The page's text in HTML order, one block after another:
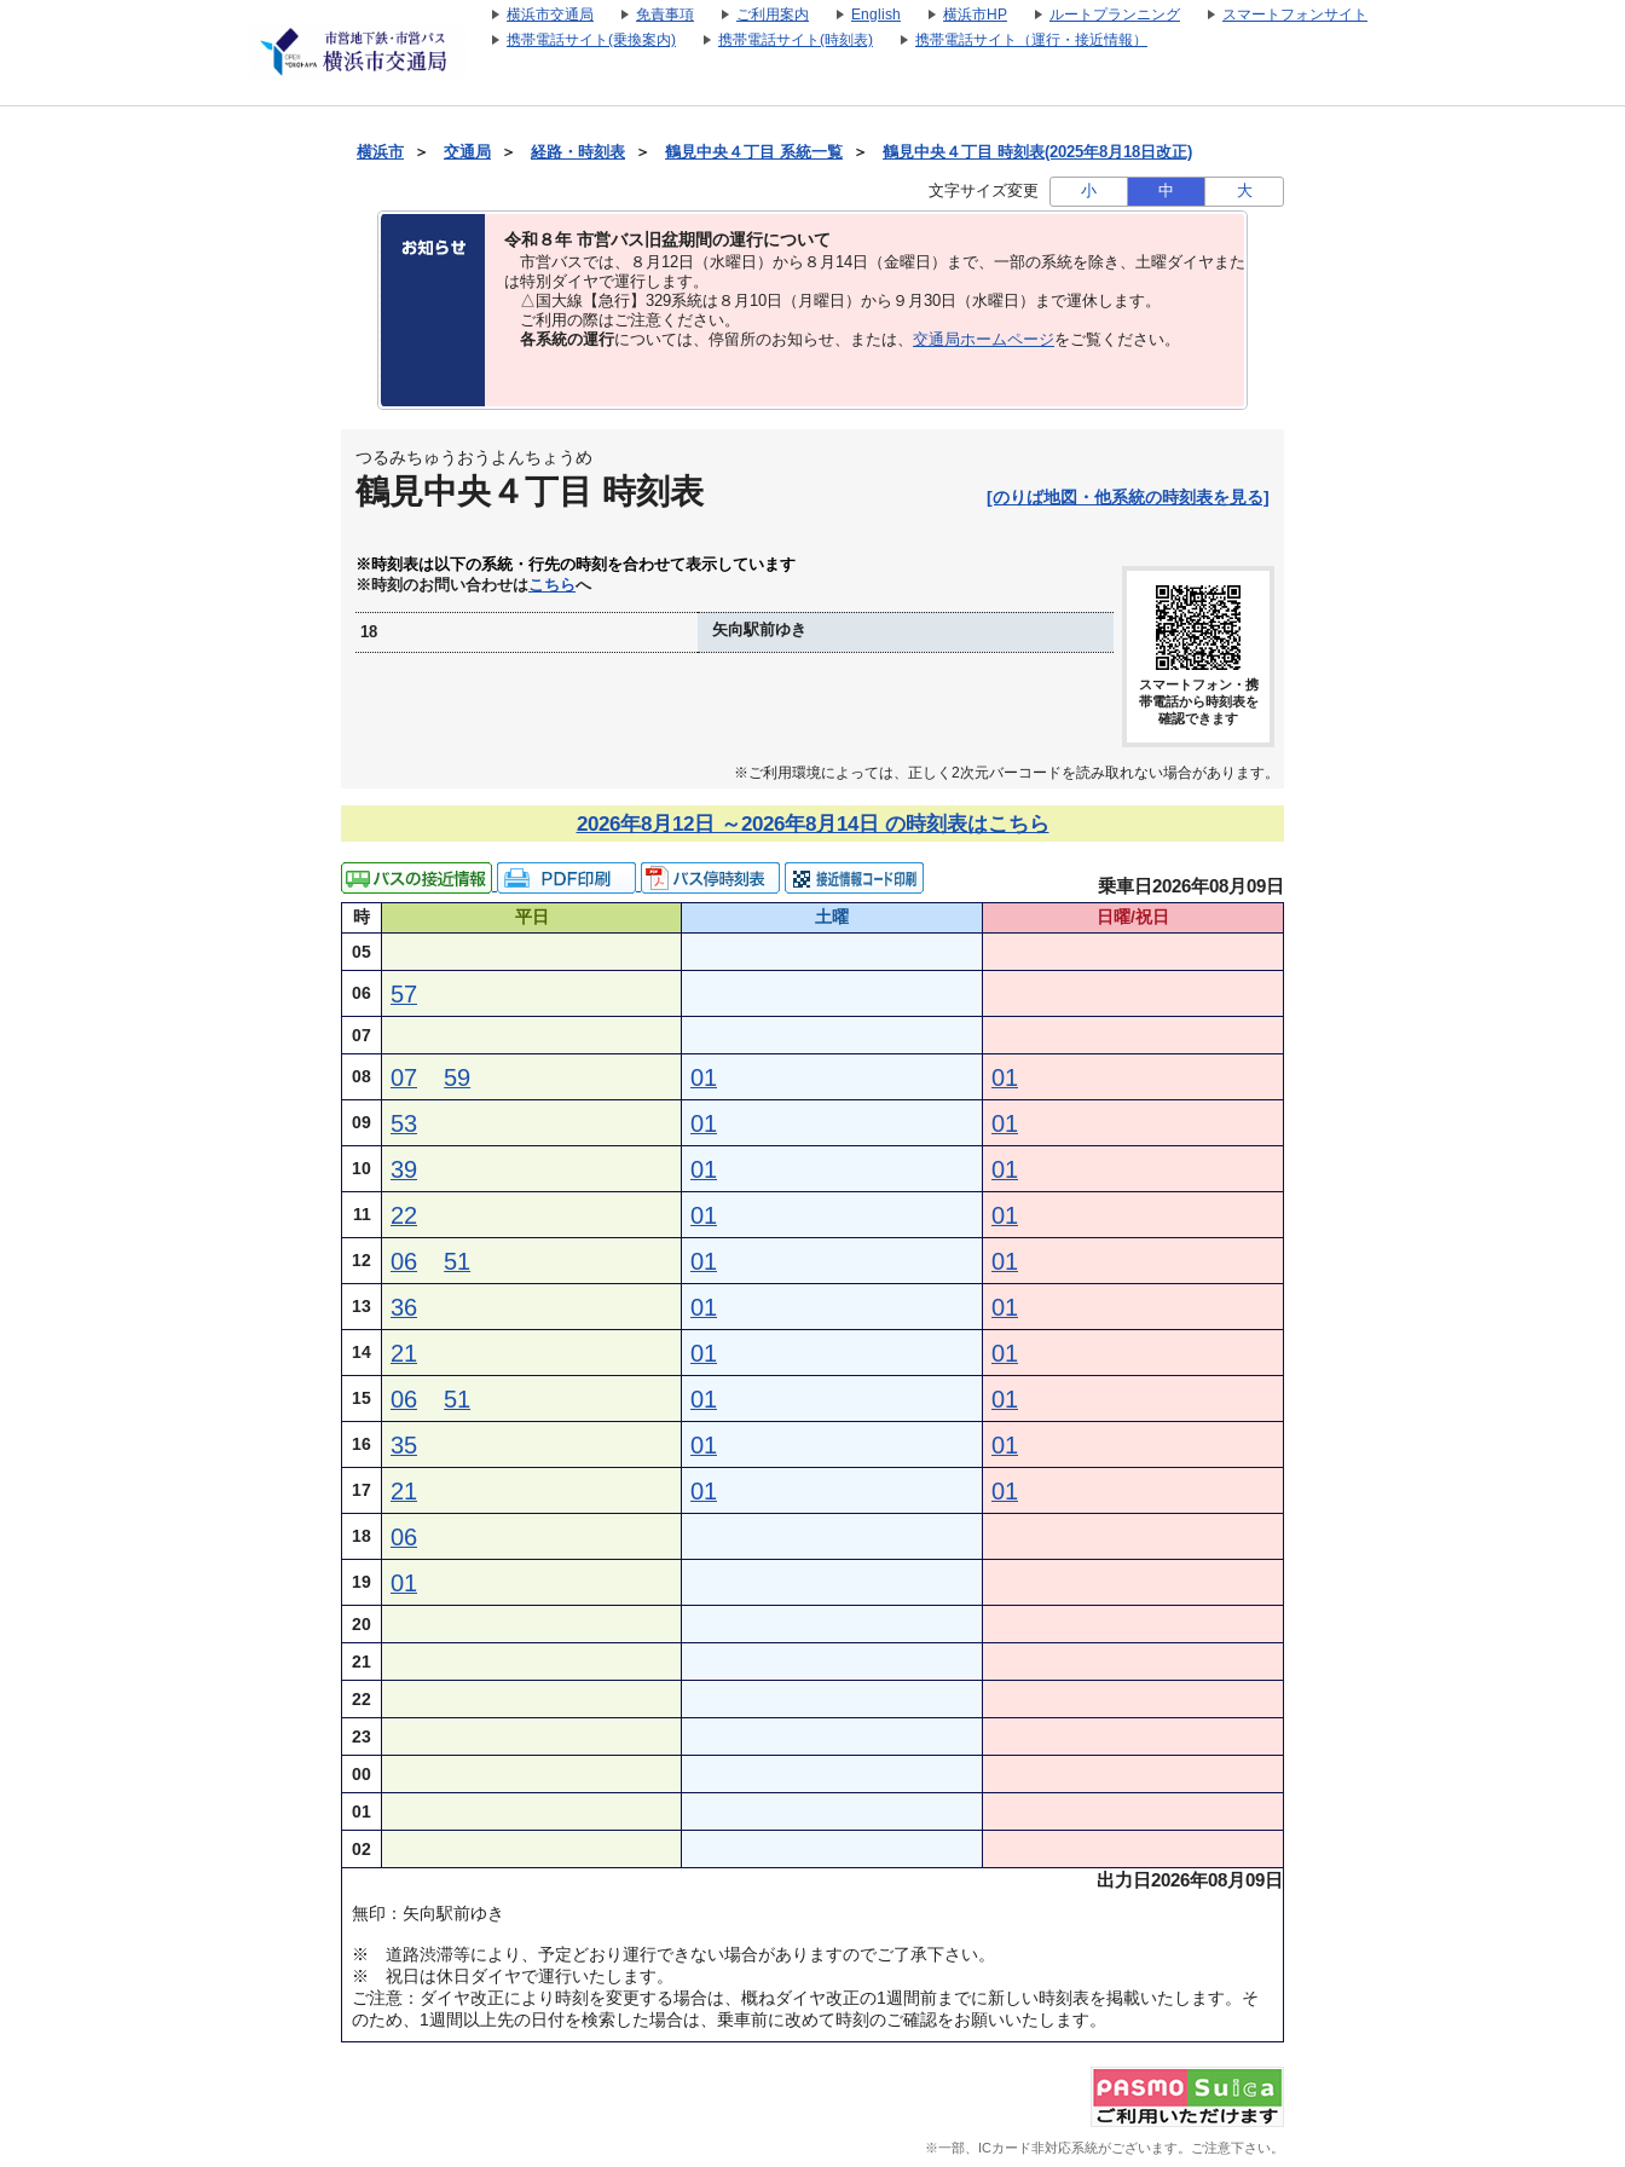
横浜市交通局 免責事項 ご利用案内 English 横浜市HP ルートプランニング
スマートフォンサイト
携帯電話サイト(乗換案内)
携帯電話サイト(時刻表) 携帯電話サイト（運行・接近情報）
横浜市 ＞ 交通局 ＞ 経路・時刻表 ＞ 鶴見中央４丁目 系統一覧 ＞ 鶴見中央４丁目 時刻表(2025年8月18日改正)
文字サイズ変更 小 中 大
令和８年 市営バス旧盆期間の運行について
市営バスでは、８⽉12⽇（水曜日）から８⽉14⽇（金曜日）まで、⼀部の系統を除き、⼟曜ダイヤまた
は特別ダイヤで運⾏します。
△国大線【急行】329系統は８月10日（月曜日）から９月30日（水曜日）まで運休します。
ご利用の際はご注意ください。
各系統の運行については、停留所のお知らせ、または、 交通局ホームページをご覧ください。
つるみちゅうおうよんちょうめ
鶴見中央４丁目 時刻表 [のりば地図・他系統の時刻表を見る]
※時刻表は以下の系統・行先の時刻を合わせて表示しています
※時刻のお問い合わせはこちらへ
18 矢向駅前ゆき
スマートフォン・携
帯電話から時刻表を
確認できます
※ご利用環境によっては、正しく2次元バーコードを読み取れない場合があります。
2026年8月12日 ～2026年8月14日 の時刻表はこちら
乗車日2026年08月09日
時 平日 土曜
日曜/祝日
05
06 57
07
08 07 59 01 01
09 53 01 01
10 39 01 01
11 22 01 01
12 06 51 01 01
13 36 01 01
14 21 01 01
15 06 51 01 01
16 35 01 01
17 21 01 01
18 06
19 01
20
21
22
23
00
01
02
出力日2026年08月09日
無印：矢向駅前ゆき
※ 道路渋滞等により、予定どおり運行できない場合がありますのでご了承下さい。
※ 祝日は休日ダイヤで運行いたします。
ご注意：ダイヤ改正により時刻を変更する場合は、概ねダイヤ改正の1週間前までに新しい時刻表を掲載いたします。そ
のため、1週間以上先の日付を検索した場合は、乗車前に改めて時刻のご確認をお願いいたします。
※一部、ICカード非対応系統がございます。ご注意下さい。